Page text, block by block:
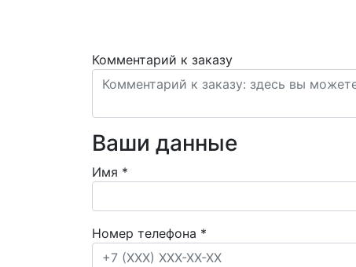
Комментарий к заказу
Ваши данные
Имя *
Номер телефона *